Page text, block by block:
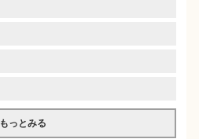
もっとみる